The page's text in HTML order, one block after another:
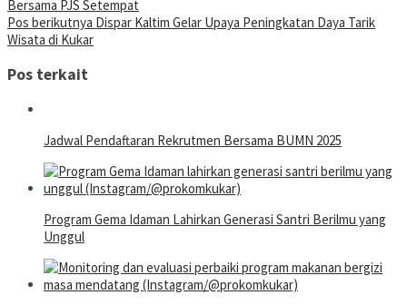
Bersama PJS Setempat
Pos berikutnya Dispar Kaltim Gelar Upaya Peningkatan Daya Tarik
Wisata di Kukar
Pos terkait
Jadwal Pendaftaran Rekrutmen Bersama BUMN 2025
Program Gema Idaman Lahirkan Generasi Santri Berilmu yang
Unggul